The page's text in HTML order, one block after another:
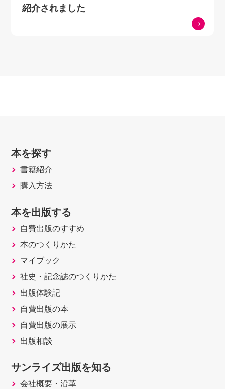
紹介されました
本を探す
書籍紹介
購入方法
本を出版する
自費出版のすすめ
本のつくりかた
マイブック
社史・記念誌のつくりかた
出版体験記
自費出版の本
自費出版の展示
出版相談
サンライズ出版を知る
会社概要・沿革